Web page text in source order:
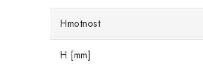
Hmotnost
H [mm]